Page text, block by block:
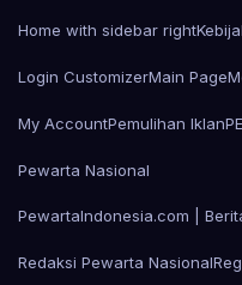
Home with sidebar right
Login CustomizerMain Page
My AccountPemulihan Iklan
Pewarta Nasional
PewartaIndonesia.com |
Redaksi Pewarta Nasional